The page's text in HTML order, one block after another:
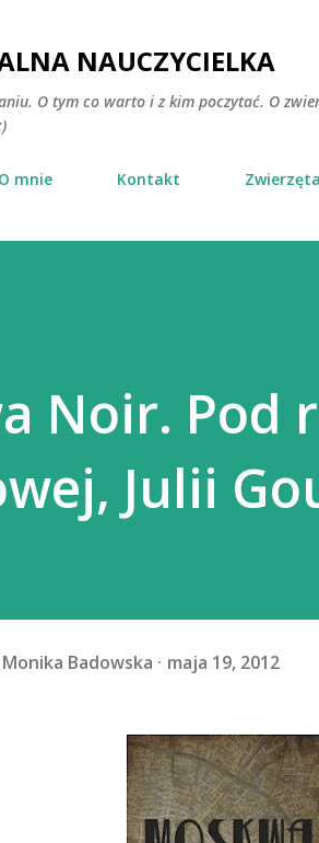
NAUCZYCIELKA
O tym co warto i z kim poczytać. O
O mnie Kontakt Zwierzęta
Noir. Pod
Julii
Monika Badowska maja 19, 2012